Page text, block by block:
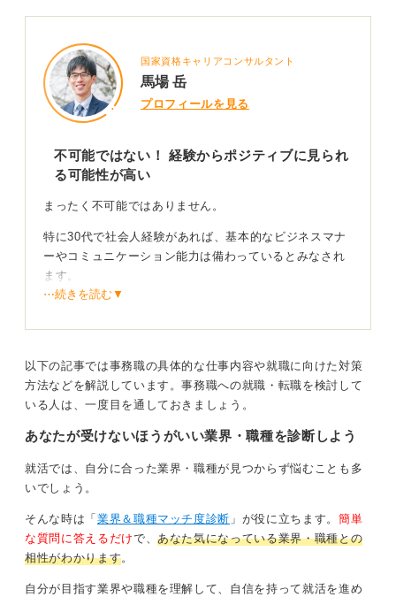
国家資格キャリアコンサルタント
馬場 岳
プロフィールを見る
不可能ではない！ 経験からポジティブに見られ
る可能性が高い
まったく不可能ではありません。
特に30代で社会人経験があれば、基本的なビジネスマナ
ーやコミュニケーション能力は備わっているとみなされ
ます。
性別で職種を限定する考えかたは古くなってきています
が、企業によっては「なぜ事務職を希望するのか」を詳
しく聞かれる可能性があります。
理由を具体的に伝えられるように準備しておきましょ
0
⋯続きを読む▼
以下の記事では事務職の具体的な仕事内容や就職に向けた対策
方法などを解説しています。事務職への就職・転職を検討して
いる人は、一度目を通しておきましょう。
あなたが受けないほうがいい業界・職種を診断しよう
就活では、自分に合った業界・職種が見つからず悩むことも多
いでしょう。
そんな時は「 業界＆職種マッチ度診断 」が役に立ちます。 簡単
な質問に答えるだけで、あなた気になっている業界・職種との
相性がわかります。
自分が目指す業界や職種を理解して、自信を持って就活を進め